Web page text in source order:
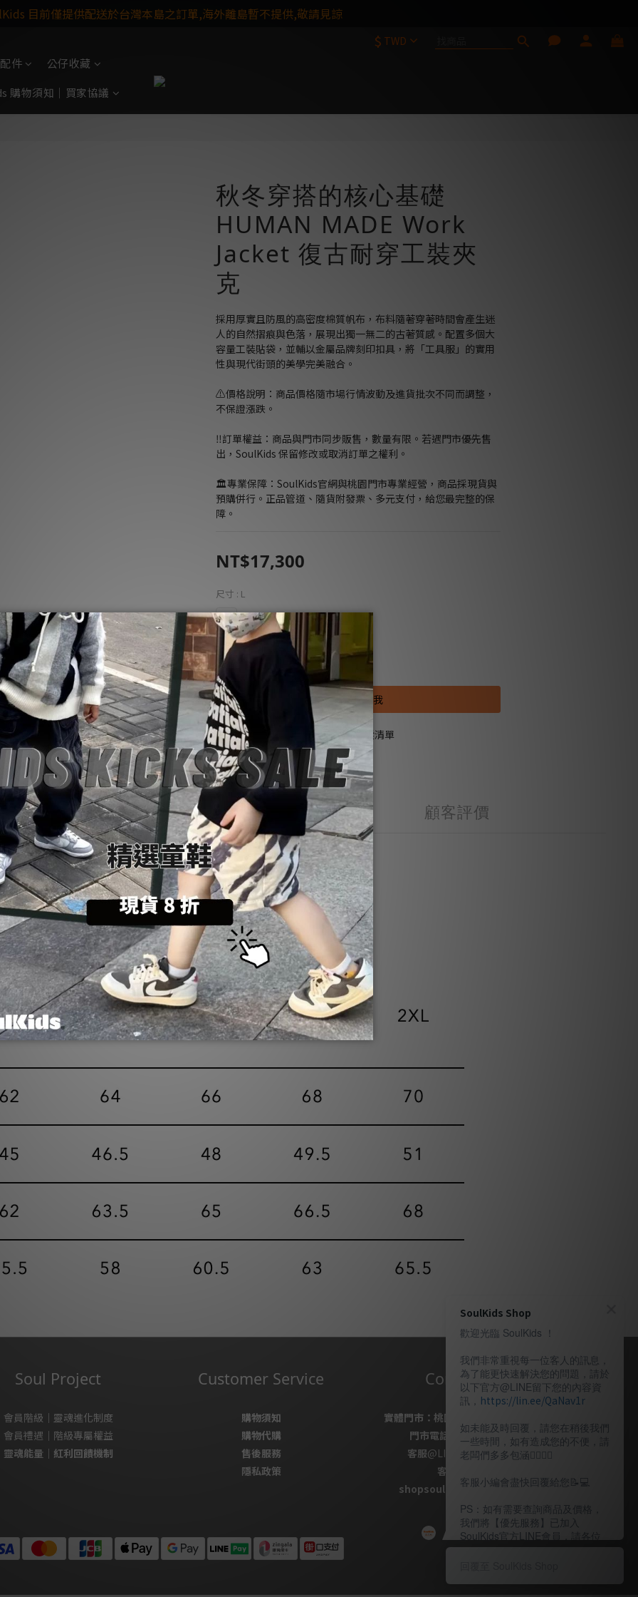
$ TWD
件
公仔收藏
購物須知｜買家協議
秋冬穿搭的核心基礎
HUMAN MADE Work
Jacket 復古耐穿工裝夾
克
採用厚實且防風的高密度棉質帆布，布料隨著穿著時間會產生迷
人的自然摺痕與色落，展現出獨一無二的古著質感。配置多個大
容量工裝貼袋，並輔以金屬品牌刻印扣具，將「工具服」的實用
性與現代街頭的美學完美融合。
⚠️價格說明：商品價格隨市場行情波動及進貨批次不同而調整，
不保證漲跌。
‼️訂單權益：商品與門市同步販售，數量有限。若遇門市優先售
出，SoulKids 保留修改或取消訂單之權利。
🏛️專業保障：SoulKids官網與桃園門市專業經營，商品採現貨與
預購併行。正品管道、隨貨附發票、多元支付，給您最完整的保
障。
NT$17,300
尺寸 : L
L
售完
貨到通知我
加入追蹤清單
送貨及付款方式 顧客評價
商品描述
Soul Project
會員階級｜靈魂進化制度
會員禮遇｜階級專屬權益
靈魂能量｜紅利回饋機制
Customer Service
購物須知
購物代購
售後服務
隱私政策
Contact Us
實體門市： 桃園市桃園區復興路69號
門市電話
03-337-1777
客服@LINE ：＠soulkids
客服信箱✉ /
shopsoulkids@gmail.com
目前僅提供配送於台灣本島之訂單,海外離島暫不提供,敬請見諒
SoulKids Shop
歡迎光臨 SoulKids ！
我們非常重視每一位客人的訊息，
為了能更快速解決您的問題，請於
以下官方@LINE留下您的內容資
訊， https://lin.ee/QaNav1r
如未能及時回覆，請您在稍後我們
一些時間，如有造成您的不便，請
老闆們多多包涵🙇🏽‍🙇‍♀️
客服小編會盡快回覆給您📝💻️
PS：如有需要查詢商品及價格，
我們將【優先服務】已加入
SoulKids官方LINE會員，請各位
老闆多多諒解。